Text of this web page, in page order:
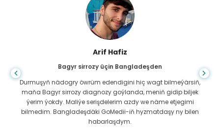
Arif Hafiz
Bagyr sirrozy üçin Bangladeşden
Durmuşyň nädogry öwrüm edendigini hiç wagt bilmeýärsiň,
maňa Bagyr sirrozy diagnozy goýlanda, meniň gidip biljek
ýerim ýokdy. Maliýe serişdelerim azdy we näme etjegimi
bilmedim. Bangladeşdäki GoMedii-iň hyzmatdaşy ny bilen
habarlaşdym.